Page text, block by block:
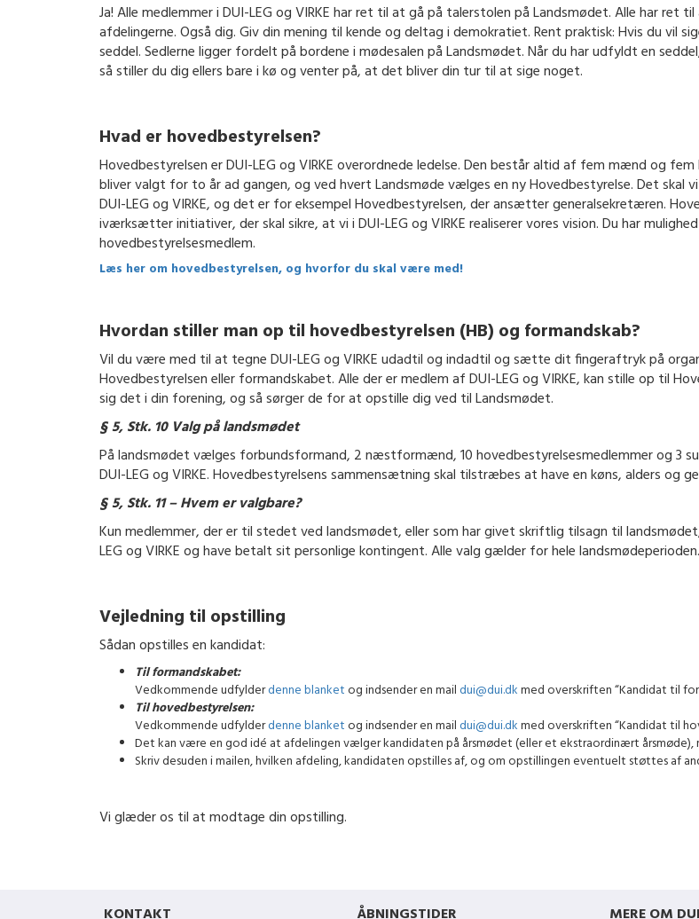
Ja! Alle medlemmer i DUI-LEG og VIRKE har ret til at gå på talerstolen på Landsmødet. Alle har
afdelingerne. Også dig. Giv din mening til kende og deltag i demokratiet. Rent praktisk: Hvis du vil
seddel. Sedlerne ligger fordelt på bordene i mødesalen på Landsmødet. Når du har udfyldt en
så stiller du dig ellers bare i kø og venter på, at det bliver din tur til at sige noget.
Hvad er hovedbestyrelsen?
Hovedbestyrelsen er DUI-LEG og VIRKE overordnede ledelse. Den består altid af fem mænd og
bliver valgt for to år ad gangen, og ved hvert Landsmøde vælges en ny Hovedbestyrelse. Det skal
DUI-LEG og VIRKE, og det er for eksempel Hovedbestyrelsen, der ansætter generalsekretæren.
iværksætter initiativer, der skal sikre, at vi i DUI-LEG og VIRKE realiserer vores vision. Du har
hovedbestyrelsesmedlem.
Læs her om hovedbestyrelsen, og hvorfor du skal være med!
Hvordan stiller man op til hovedbestyrelsen (HB) og formandskab?
Vil du være med til at tegne DUI-LEG og VIRKE udadtil og indadtil og sætte dit fingeraftryk på
Hovedbestyrelsen eller formandskabet. Alle der er medlem af DUI-LEG og VIRKE, kan stille op til
sig det i din forening, og så sørger de for at opstille dig ved til Landsmødet.
§ 5, Stk. 10 Valg på landsmødet
På landsmødet vælges forbundsformand, 2 næstformænd, 10 hovedbestyrelsesmedlemmer og 3
DUI-LEG og VIRKE. Hovedbestyrelsens sammensætning skal tilstræbes at have en køns, alders og
§ 5, Stk. 11 – Hvem er valgbare?
Kun medlemmer, der er til stedet ved landsmødet, eller som har givet skriftlig tilsagn til
LEG og VIRKE og have betalt sit personlige kontingent. Alle valg gælder for hele landsmødeperioden.
Vejledning til opstilling
Sådan opstilles en kandidat:
Til formandskabet:
Vedkommende udfylderdenne blanketog indsender en maildui@dui.dkmed overskriften “Kandidat til
Til hovedbestyrelsen:
Vedkommende udfylderdenne blanketog indsender en maildui@dui.dkmed overskriften “Kandidat til
Det kan være en god idé at afdelingen vælger kandidaten på årsmødet (eller et ekstraordinært årsmøde),
Skriv desuden i mailen, hvilken afdeling, kandidaten opstilles af, og om opstillingen eventuelt støttes af
Vi glæder os til at modtage din opstilling.